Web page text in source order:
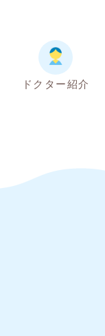
ドクター紹介